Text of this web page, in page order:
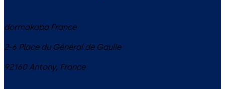
dormakaba France
2-6 Place du Général de Gaulle
92160Antony, France